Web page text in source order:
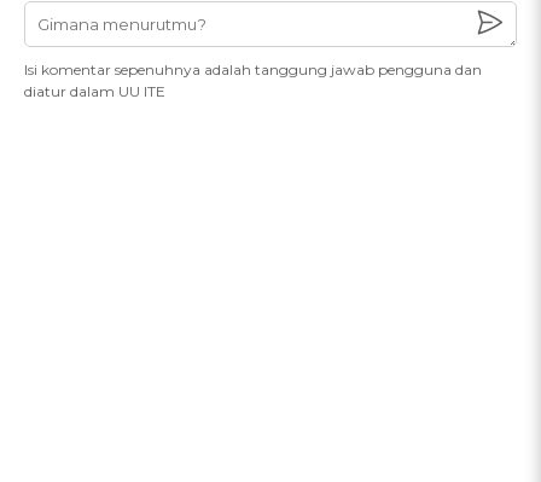
Isi komentar sepenuhnya adalah tanggung jawab pengguna dan
diatur dalam UU ITE